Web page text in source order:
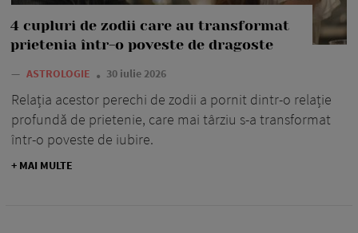
4 cupluri de zodii care au transformat
prietenia într-o poveste de dragoste
— ASTROLOGIE 30 iulie 2026
Relația acestor perechi de zodii a pornit dintr-o relație
profundă de prietenie, care mai târziu s-a transformat
într-o poveste de iubire.
+ MAI MULTE